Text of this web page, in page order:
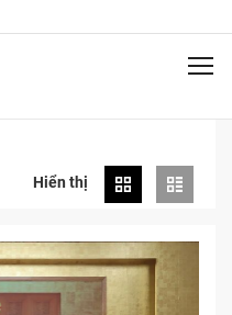
Hiển thị